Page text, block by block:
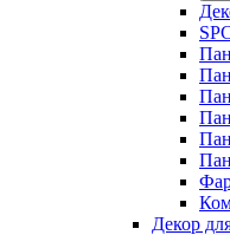
Декор